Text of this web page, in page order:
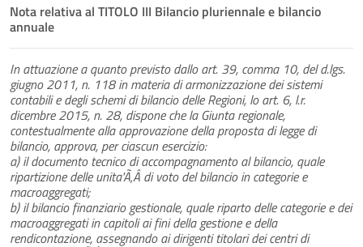
Nota relativa al TITOLO III Bilancio pluriennale e bilancio
annuale
In attuazione a quanto previsto dallo art. 39, comma 10, del d.lgs.
giugno 2011, n. 118 in materia di armonizzazione dei sistemi
contabili e degli schemi di bilancio delle Regioni, lo art. 6, l.r.
dicembre 2015, n. 28, dispone che la Giunta regionale,
contestualmente alla approvazione della proposta di legge di
bilancio, approva, per ciascun esercizio:
a) il documento tecnico di accompagnamento al bilancio, quale
ripartizione delle unita'Ã‚Â di voto del bilancio in categorie e
macroaggregati;
b) il bilancio finanziario gestionale, quale riparto delle categorie e dei
macroaggregati in capitoli ai fini della gestione e della
rendicontazione, assegnando ai dirigenti titolari dei centri di